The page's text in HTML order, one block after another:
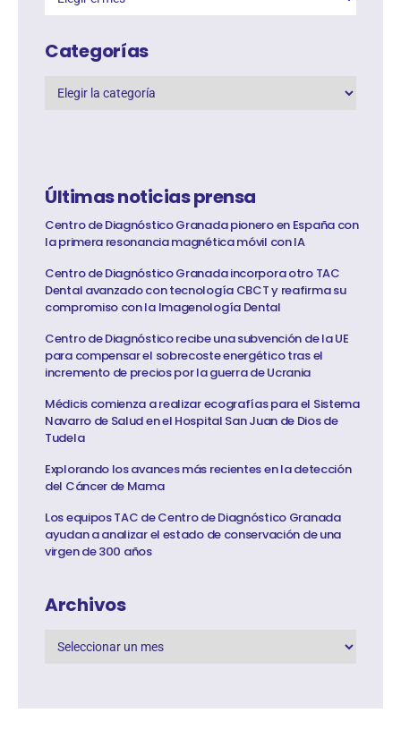
Categorías
Últimas noticias prensa
Centro de Diagnóstico Granada pionero en España con
la primera resonancia magnética móvil con IA
Centro de Diagnóstico Granada incorpora otro TAC
Dental avanzado con tecnología CBCT y reafirma su
compromiso con la Imagenología Dental
Centro de Diagnóstico recibe una subvención de la UE
para compensar el sobrecoste energético tras el
incremento de precios por la guerra de Ucrania
Médicis comienza a realizar ecografías para el Sistema
Navarro de Salud en el Hospital San Juan de Dios de
Tudela
Explorando los avances más recientes en la detección
del Cáncer de Mama
Los equipos TAC de Centro de Diagnóstico Granada
ayudan a analizar el estado de conservación de una
virgen de 300 años
Archivos